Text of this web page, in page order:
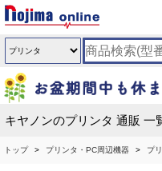
キヤノンのプリンタ 通販 一
トップ プリンタ・PC周辺機器 プ